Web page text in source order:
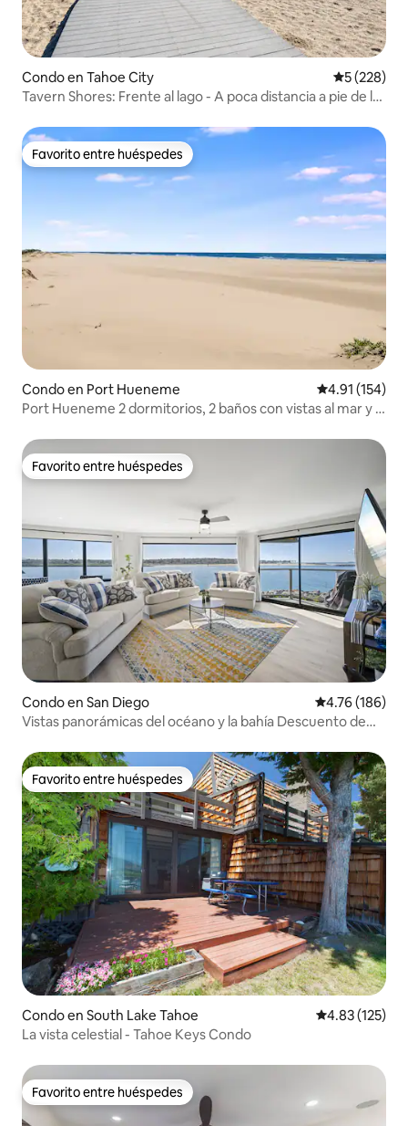
Condo en Tahoe City
5 (228)
Tavern Shores: Frente al lago - A poca distancia a pie de la
Favorito entre huéspedes
Favorito entre huéspedes
Condo en Port Hueneme Calificación
4.91 (154)
Port Hueneme 2 dormitorios, 2 baños con vistas al mar y a
Favorito entre huéspedes
Favorito entre huéspedes
Condo en San Diego Calificación
4.76 (186)
Vistas panorámicas del océano y la bahía Descuento de
Favorito entre huéspedes
Favorito entre huéspedes
Condo en South Lake Tahoe Calificación
4.83 (125)
La vista celestial - Tahoe Keys Condo
Favorito entre huéspedes
Favorito entre huéspedes